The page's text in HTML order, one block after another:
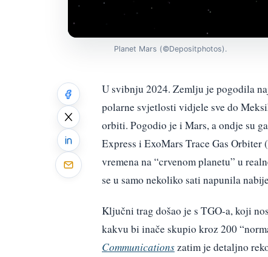
Planet Mars (©Depositphotos).
U svibnju 2024. Zemlju je pogodila
polarne svjetlosti vidjele sve do
orbiti. Pogodio je i Mars, a ondje su
Express i ExoMars Trace Gas
vremena na “crvenom planetu” u
se u samo nekoliko sati napunila
Ključni trag došao je s TGO-a, koji
kakvu bi inače skupio kroz 200
Communicationszatim je detaljno